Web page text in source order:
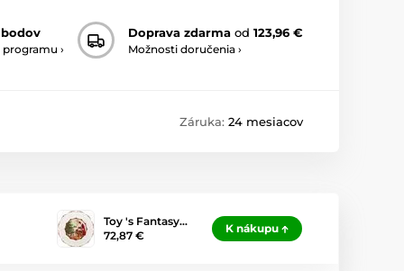
bodov
›
Doprava zdarma od 123,96 €
Možnosti doručenia ›
Záruka: 24 mesiacov
Toy 's Fantasy…
72,87 €
K nákupu